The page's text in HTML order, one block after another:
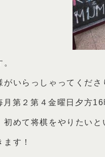
いらっしゃってくださ
第２第４金曜日夕方
初めて将棋をやりたいと
す！